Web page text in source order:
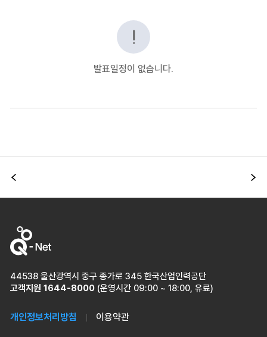
발표일정이 없습니다.
이전
44538 울산광역시 중구 종가로 345 한국산업인력공단
고객지원 1644-8000 (운영시간 09:00 ~ 18:00, 유료)
개인정보처리방침 이용약관